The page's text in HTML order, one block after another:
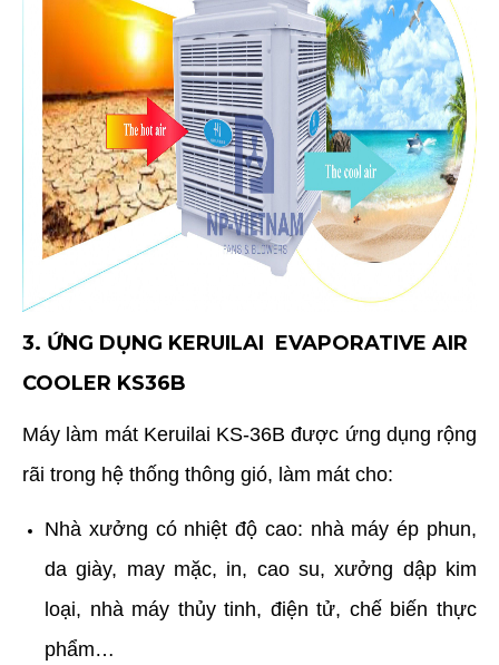
3. ỨNG DỤNG KERUILAI EVAPORATIVE AIR
COOLER KS36B
Máy làm mát Keruilai KS-36B được ứng dụng rộng
rãi trong hệ thống thông gió, làm mát cho:
Nhà xưởng có nhiệt độ cao: nhà máy ép phun,
da giày, may mặc, in, cao su, xưởng dập kim
loại, nhà máy thủy tinh, điện tử, chế biến thực
phẩm…